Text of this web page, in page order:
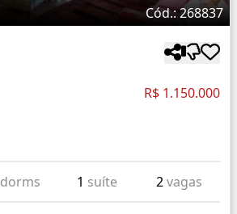
Cód.: 268837
R$ 1.150.000
dorms 1 suíte 2vagas